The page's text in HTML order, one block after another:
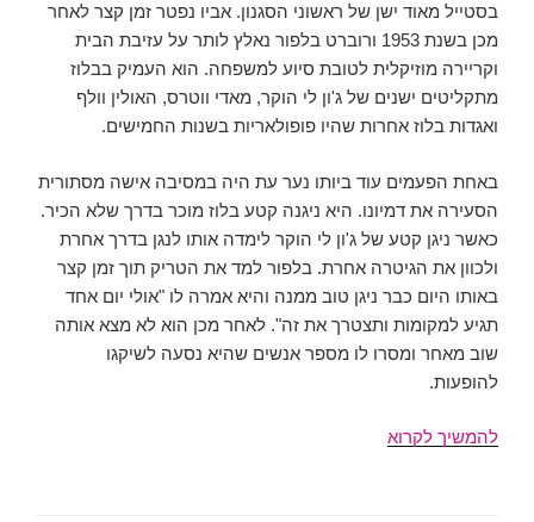
בסטייל מאוד ישן של ראשוני הסגנון. אביו נפטר זמן קצר לאחר
מכן בשנת 1953 ורוברט בלפור נאלץ לותר על עזיבת הבית
וקריירה מוזיקלית לטובת סיוע למשפחה. הוא העמיק בבלוז
מתקליטים ישנים של ג'ון לי הוקר, מאדי ווטרס, האולין וולף
ואגדות בלוז אחרות שהיו פופולאריות בשנות החמישים.
באחת הפעמים עוד ביותו נער עת היה במסיבה אישה מסתורית
הסעירה את דמיונו. היא ניגנה קטע בלוז מוכר בדרך שלא הכיר.
כאשר ניגן קטע של ג'ון לי הוקר לימדה אותו לנגן בדרך אחרת
ולכוון את הגיטרה אחרת. בלפור למד את הטריק תוך זמן קצר
באותו היום כבר ניגן טוב ממנה והיא אמרה לו "אולי יום אחד
תגיע למקומות ותצטרך את זה". לאחר מכן הוא לא מצא אותה
שוב מאחר ומסרו לו מספר אנשים שהיא נסעה לשיקגו
להופעות.
להמשיך לקרוא